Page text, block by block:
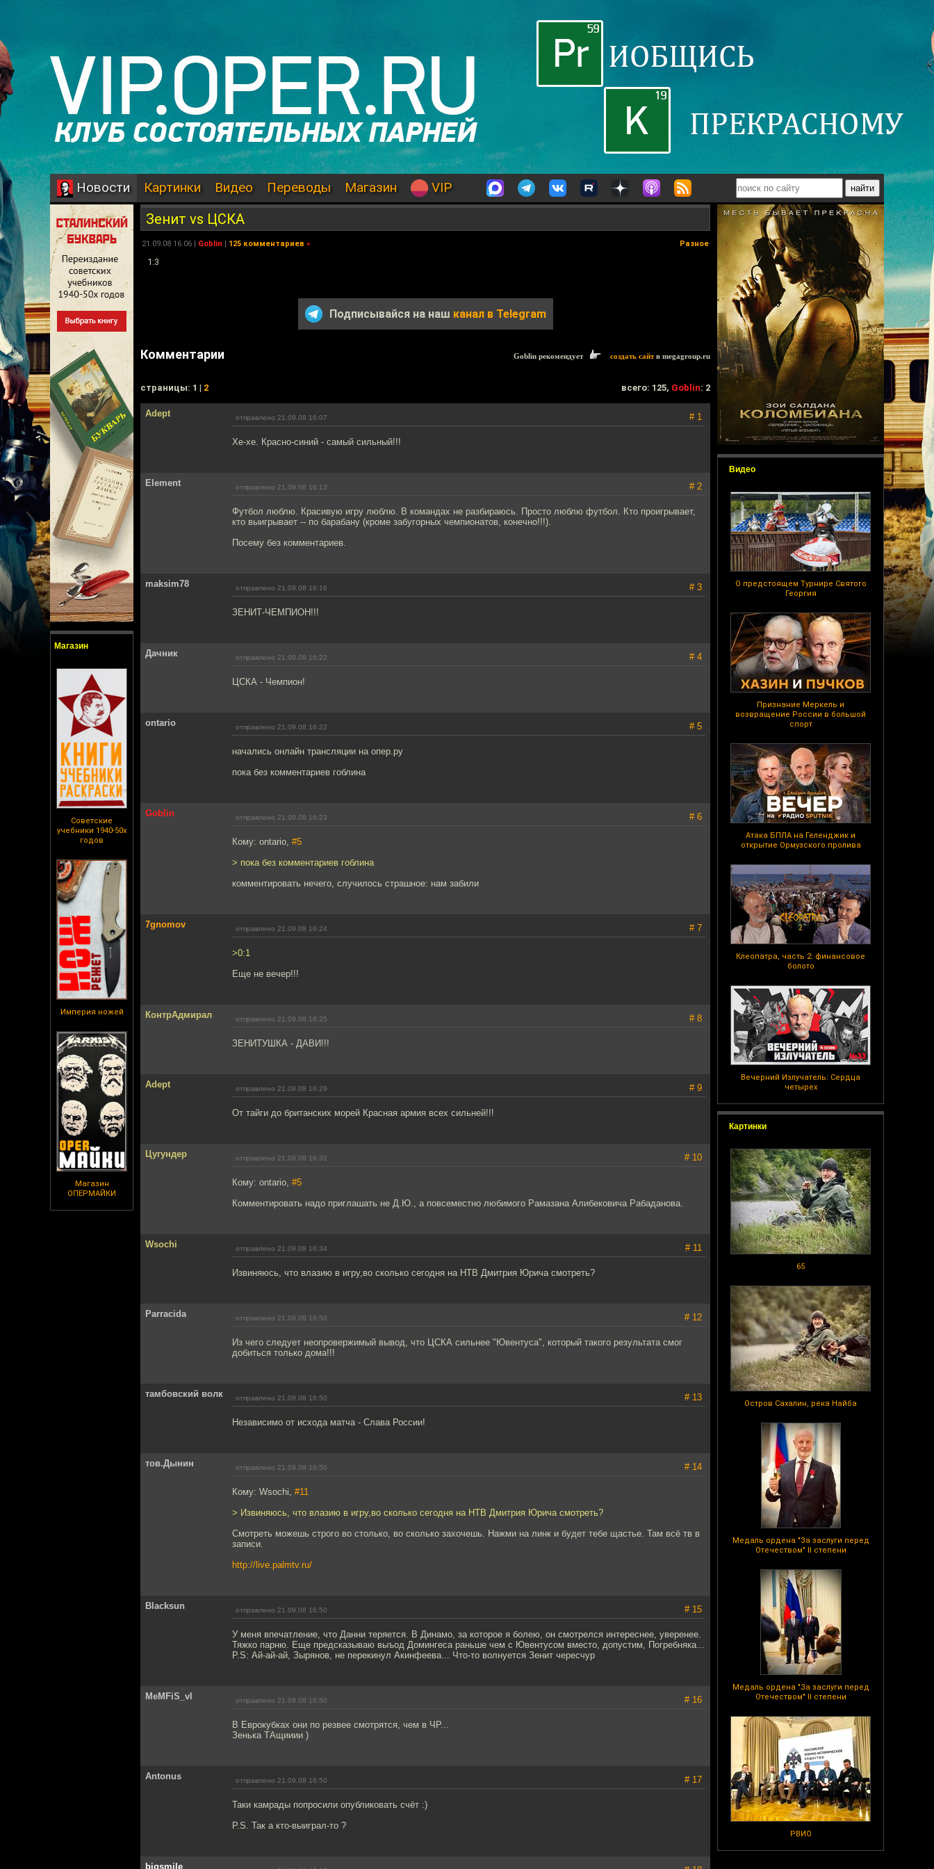
Новости Картинки Видео Переводы Магазин VIP
Магазин
Советские
учебники 1940-50х
годов
Империя ножей
Магазин
ОПЕРМАЙКИ
Видео
О предстоящем Турнире Святого
Георгия
Признание Меркель и
возвращение России в большой
спорт
Атака БПЛА на Геленджик и
открытие Ормузского пролива
Клеопатра, часть 2: финансовое
болото
Вечерний Излучатель: Сердца
четырех
Картинки
65
Остров Сахалин, река Найба
Медаль ордена "За заслуги перед
Отечеством" II степени
Медаль ордена "За заслуги перед
Отечеством" II степени
РВИО
Зенит vs ЦСКА
21.09.08 16:06 | Goblin | 125 комментариев » Разное
1:3
Подписывайся на наш канал в Telegram
Комментарии Goblin рекомендует создать сайтв megagroup.ru
cтраницы: 1 | 2 всего: 125, Goblin: 2
Adept отправлено 21.09.08 16:07 # 1
Хе-хе. Красно-синий - самый сильный!!!
Element отправлено 21.09.08 16:13 # 2
Футбол люблю. Красивую игру люблю. В командах не разбираюсь. Просто люблю футбол. Кто проигрывает,
кто выигрывает -- по барабану (кроме забугорных чемпионатов, конечно!!!).
Посему без комментариев.
maksim78 отправлено 21.09.08 16:16 # 3
ЗЕНИТ-ЧЕМПИОН!!!
Дачник отправлено 21.09.08 16:22 # 4
ЦСКА - Чемпион!
ontario отправлено 21.09.08 16:22 # 5
начались онлайн трансляции на опер.ру
пока без комментариев гоблина
Goblin отправлено 21.09.08 16:23 # 6
Кому: ontario, #5
> пока без комментариев гоблина
комментировать нечего, случилось страшное: нам забили
7gnomov отправлено 21.09.08 16:24 # 7
>0:1
Еще не вечер!!!
КонтрАдмирал отправлено 21.09.08 16:25 # 8
ЗЕНИТУШКА - ДАВИ!!!
Adept отправлено 21.09.08 16:29 # 9
От тайги до британских морей Красная армия всех сильней!!!
Цугундер отправлено 21.09.08 16:32 # 10
Кому: ontario, #5
Комментировать надо приглашать не Д.Ю., а повсеместно любимого Рамазана Алибековича Рабаданова.
Wsochi отправлено 21.09.08 16:34 # 11
Извиняюсь, что влазию в игру,во сколько сегодня на НТВ Дмитрия Юрича смотреть?
Parracida отправлено 21.09.08 16:50 # 12
Из чего следует неопровержимый вывод, что ЦСКА сильнее "Ювентуса", который такого результата смог
добиться только дома!!!
тамбовский волк отправлено 21.09.08 16:50 # 13
Независимо от исхода матча - Слава России!
тов.Дынин отправлено 21.09.08 16:50 # 14
Кому: Wsochi, #11
> Извиняюсь, что влазию в игру,во сколько сегодня на НТВ Дмитрия Юрича смотреть?
Смотреть можешь строго во столько, во сколько захочешь. Нажми на линк и будет тебе щастье. Там всё тв в
записи.
http://live.palmtv.ru/
Blacksun отправлено 21.09.08 16:50 # 15
У меня впечатление, что Данни теряется. В Динамо, за которое я болею, он смотрелся интереснее, уверенее.
Тяжко парню. Еще предсказываю выъод Домингеса раньше чем с Ювентусом вместо, допустим, Погребняка...
P.S: Ай-ай-ай, Зырянов, не перекинул Акинфеева... Что-то волнуется Зенит чересчур
MeMFiS_vl отправлено 21.09.08 16:50 # 16
В Еврокубках они по резвее смотрятся, чем в ЧР...
Зенька ТАщииии )
Antonus отправлено 21.09.08 16:50 # 17
Таки камрады попросили опубликовать счёт :)
P.S. Так а кто-выиграл-то ?
bigsmile